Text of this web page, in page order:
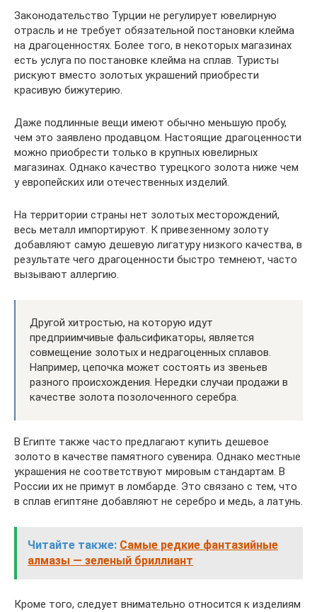
Законодательство Турции не регулирует ювелирную
отрасль и не требует обязательной постановки клейма
на драгоценностях. Более того, в некоторых магазинах
есть услуга по постановке клейма на сплав. Туристы
рискуют вместо золотых украшений приобрести
красивую бижутерию.
Даже подлинные вещи имеют обычно меньшую пробу,
чем это заявлено продавцом. Настоящие драгоценности
можно приобрести только в крупных ювелирных
магазинах. Однако качество турецкого золота ниже чем
у европейских или отечественных изделий.
На территории страны нет золотых месторождений,
весь металл импортируют. К привезенному золоту
добавляют самую дешевую лигатуру низкого качества, в
результате чего драгоценности быстро темнеют, часто
вызывают аллергию.
Другой хитростью, на которую идут
предприимчивые фальсификаторы, является
совмещение золотых и недрагоценных сплавов.
Например, цепочка может состоять из звеньев
разного происхождения. Нередки случаи продажи в
качестве золота позолоченного серебра.
В Египте также часто предлагают купить дешевое
золото в качестве памятного сувенира. Однако местные
украшения не соответствуют мировым стандартам. В
России их не примут в ломбарде. Это связано с тем, что
в сплав египтяне добавляют не серебро и медь, а латунь.
Читайте также: Самые редкие фантазийные
алмазы — зеленый бриллиант
Кроме того, следует внимательно относится к изделиям